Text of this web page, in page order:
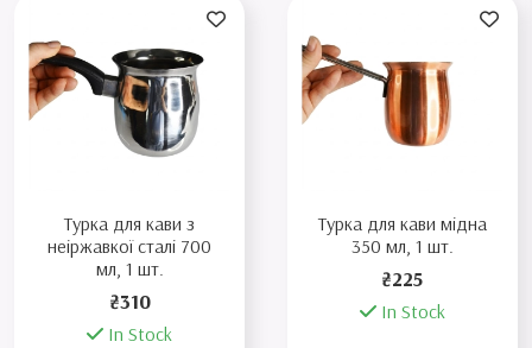
Турка для кави з
неіржавкої сталі 700
мл, 1 шт.
₴310
In Stock
Турка для кави мідна
350 мл, 1 шт.
₴225
In Stock